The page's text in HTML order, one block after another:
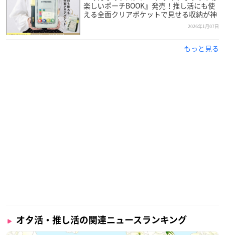
楽しいポーチBOOK』発売！推し活にも使
える全面クリアポケットで見せる収納が神
2026年1月07日
もっと見る
オタ活・推し活の関連ニュースランキング